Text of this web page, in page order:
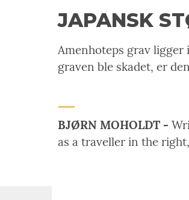
JAPANSK
Amenhoteps grav
graven ble skadet, er
BJØRN MOHOLDT -
as a traveller in the